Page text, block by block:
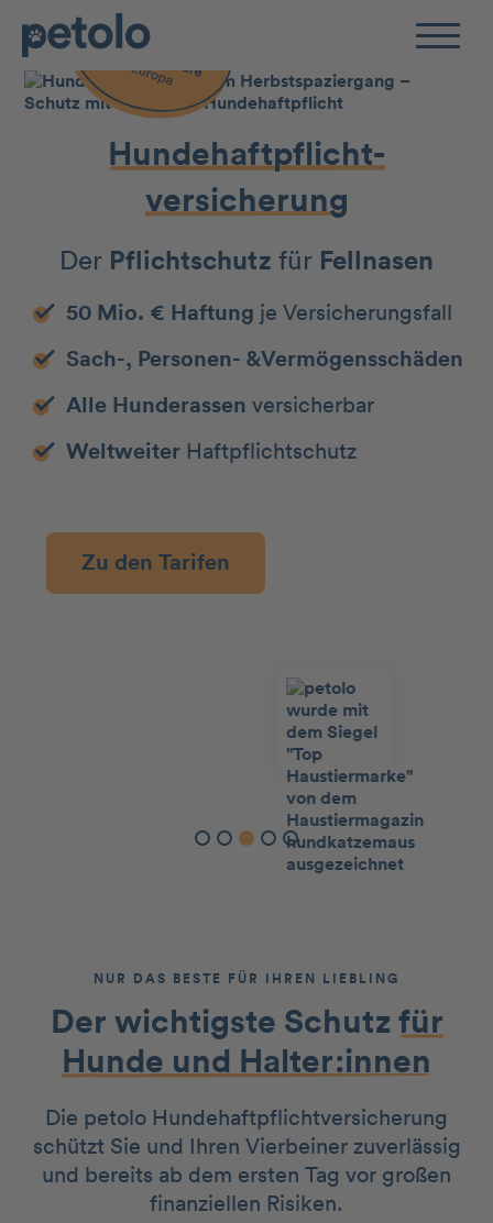
Zum Hauptinhalt
Hundehaftpflicht-
versicherung
Der Pflichtschutz für Fellnasen
50 Mio. € Haftung je Versicherungsfall
Sach-, Personen- &Vermögensschäden
Alle Hunderassen versicherbar
Weltweiter Haftpflichtschutz
Zu den Tarifen
NUR DAS BESTE FÜR IHREN LIEBLING
Der wichtigste Schutz für
Hunde und Halter:innen
Die petolo Hundehaftpflichtversicherung
schützt Sie und Ihren Vierbeiner zuverlässig
und bereits ab dem ersten Tag vor großen
finanziellen Risiken.